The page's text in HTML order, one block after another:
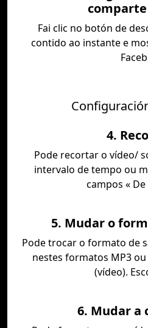
comparte
Fai clic no botón de
contido ao instante e
4.
Pode recortar o vídeo/
intervalo de tempo ou
campos « De
5. Mudar o
Pode trocar o formato de
nestes formatos MP3 ou
(vídeo).
6. Mudar a